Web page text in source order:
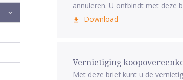
annuleren. U ontbindt met deze
Download
Vernietiging
Met deze brief kunt u de